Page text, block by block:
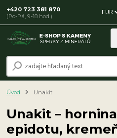
EUR
+420 723 381 870
(Po-Pá, 9-18 hod.)
Úvod Unakit
Unakit –
epidotu,